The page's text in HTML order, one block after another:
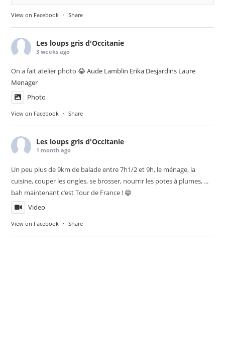
View on Facebook · Share
Les loups gris d'Occitanie
3 weeks ago
On a fait atelier photo 😂Aude Lamblin Erika Desjardins Laure
Menager
Photo
View on Facebook · Share
Les loups gris d'Occitanie
1 month ago
Un peu plus de 9km de balade entre 7h1/2 et 9h, le ménage, la
cuisine, couper les ongles, se brosser, nourrir les potes à plumes, ...
bah maintenant c’est Tour de France ! 😁
Video
View on Facebook · Share